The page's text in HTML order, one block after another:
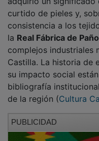
curtido de pieles y,
consistencia a los
laReal Fábrica de
complejos industriales
Castilla. La historia de
su impacto social
bibliografía
de la región (Cultura